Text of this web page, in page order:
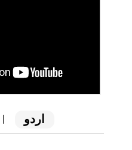
اردو